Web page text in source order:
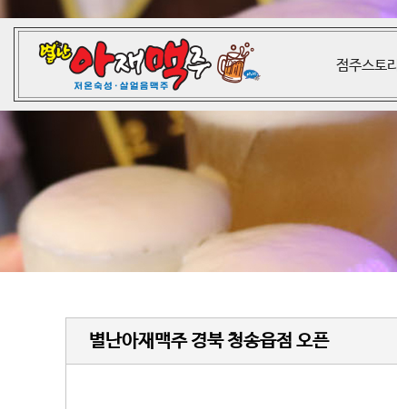
점주스토리
별난아재맥주 경북 청송읍점 오픈